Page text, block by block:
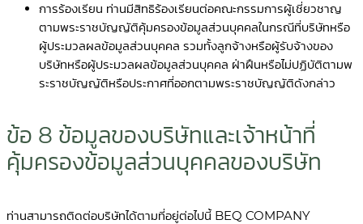
การร้องเรียน ท่านมีสิทธิร้องเรียนต่อคณะกรรมการผู้เชี่ยวชาญ
ตามพระราชบัญญัติคุ้มครองข้อมูลส่วนบุคคลในกรณีที่บริษัทหรือ
ผู้ประมวลผลข้อมูลส่วนบุคคล รวมทั้งลูกจ้างหรือผู้รับจ้างของ
บริษัทหรือผู้ประมวลผลข้อมูลส่วนบุคคล ฝ่าฝืนหรือไม่ปฏิบัติตามพ
ระราชบัญญัติหรือประกาศที่ออกตามพระราชบัญญัติดังกล่าว
ข้อ 8 ข้อมูลของบริษัทและเจ้าหน้าที่
คุ้มครองข้อมูลส่วนบุคคลของบริษัท
ท่านสามารถติดต่อบริษัทได้ตามที่อยู่ต่อไปนี้ BEQ COMPANY